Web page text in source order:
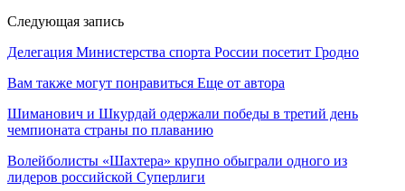
Следующая запись
Делегация Министерства спорта России посетит Гродно
Вам также могут понравиться Еще от автора
Шиманович и Шкурдай одержали победы в третий день
чемпионата страны по плаванию
Волейболисты «Шахтера» крупно обыграли одного из
лидеров российской Суперлиги